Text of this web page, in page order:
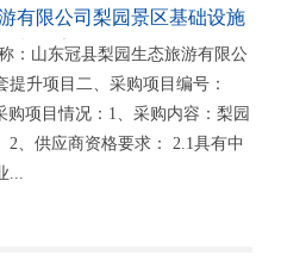
有限公司梨园景区基础设施
判公告
：山东冠县梨园生态旅游有限公
升项目二、采购项目编号：
购项目情况：1、采购内容：梨园
2、供应商资格要求： 2.1具有中
...